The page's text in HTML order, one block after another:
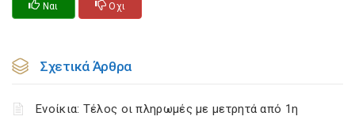
Ναι Οχι
Σχετικά Άρθρα
Ενοίκια: Τέλος οι πληρωμές με μετρητά από 1η